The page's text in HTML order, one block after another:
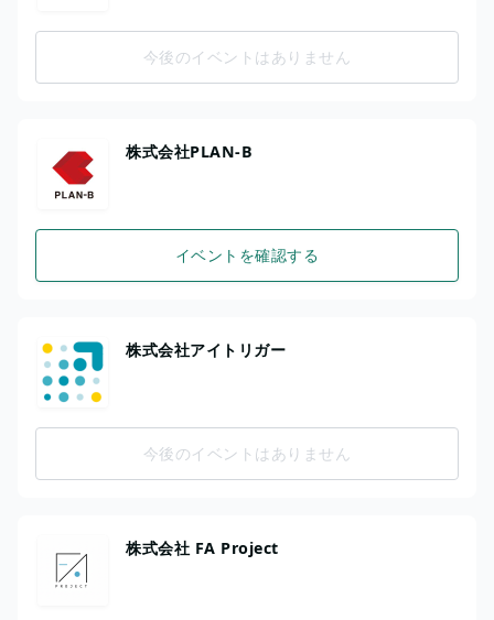
今後のイベントはありません
株式会社PLAN-B
イベントを確認する
株式会社アイトリガー
今後のイベントはありません
株式会社 FA Project